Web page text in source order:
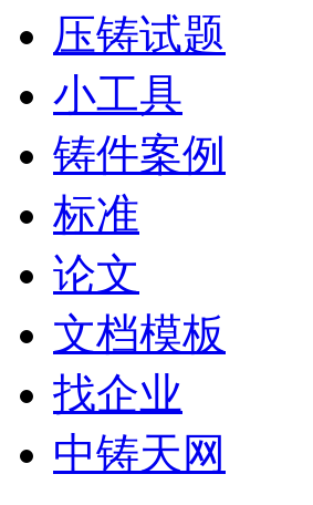
压铸试题
小工具
铸件案例
标准
论文
文档模板
找企业
中铸天网